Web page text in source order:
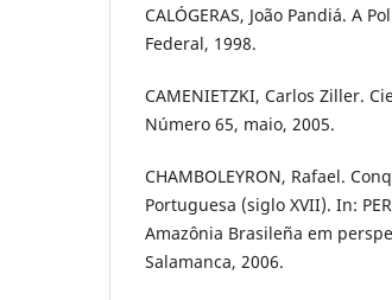
CALÓGERAS, João Pandiá. A
Federal, 1998.
CAMENIETZKI, Carlos Ziller.
Número 65, maio, 2005.
CHAMBOLEYRON, Rafael.
Portuguesa (siglo XVII). In:
Amazônia Brasileña em
Salamanca, 2006.